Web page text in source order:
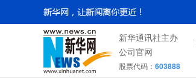
新华通讯社主办
公司官网
股票代码： 603888